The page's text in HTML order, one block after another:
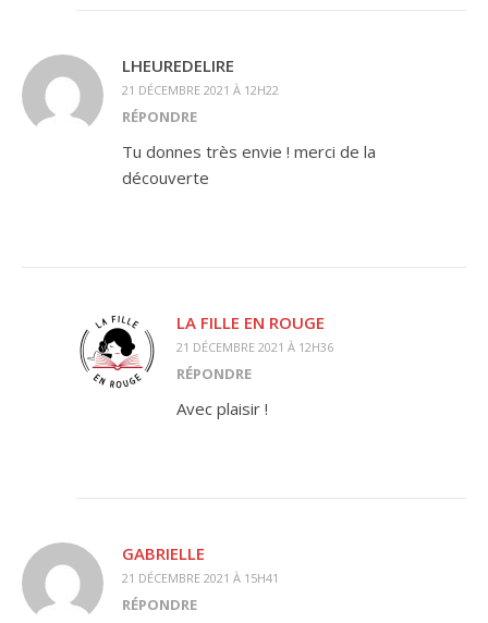
LHEUREDELIRE
21 DÉCEMBRE 2021 À 12H22
RÉPONDRE
Tu donnes très envie ! merci de la
découverte
LA FILLE EN ROUGE
21 DÉCEMBRE 2021 À 12H36
RÉPONDRE
Avec plaisir !
GABRIELLE
21 DÉCEMBRE 2021 À 15H41
RÉPONDRE